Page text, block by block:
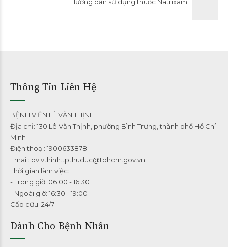
Thông Tin Liên Hệ
BỆNH VIỆN LÊ VĂN THỊNH
Địa chỉ: 130 Lê Văn Thịnh, phường Bình Trưng, thành phố Hồ Chí
Minh
Điện thoại: 1900633878
Email: bvlvthinh.tpthuduc@tphcm.gov.vn
Thời gian làm việc:
- Trong giờ: 06:00 - 16:30
- Ngoài giờ: 16:30 - 19:00
Cấp cứu: 24/7
Dành Cho Bệnh Nhân